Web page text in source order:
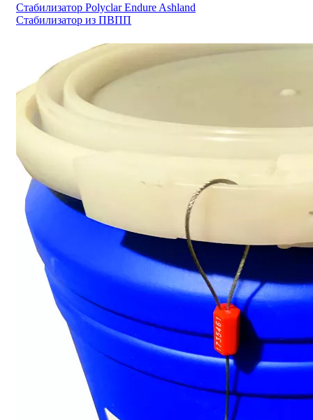
Стабилизатор Polyclar Endure Ashland
Стабилизатор из ПВПП